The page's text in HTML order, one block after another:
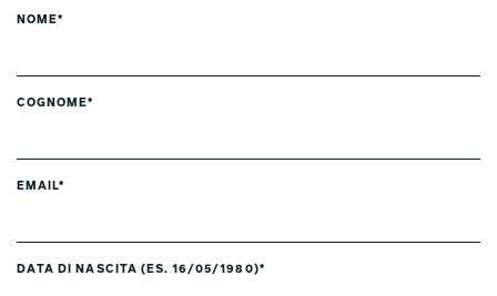
NOME*
COGNOME*
EMAIL*
DATA DI NASCITA (ES. 16/05/1980)*